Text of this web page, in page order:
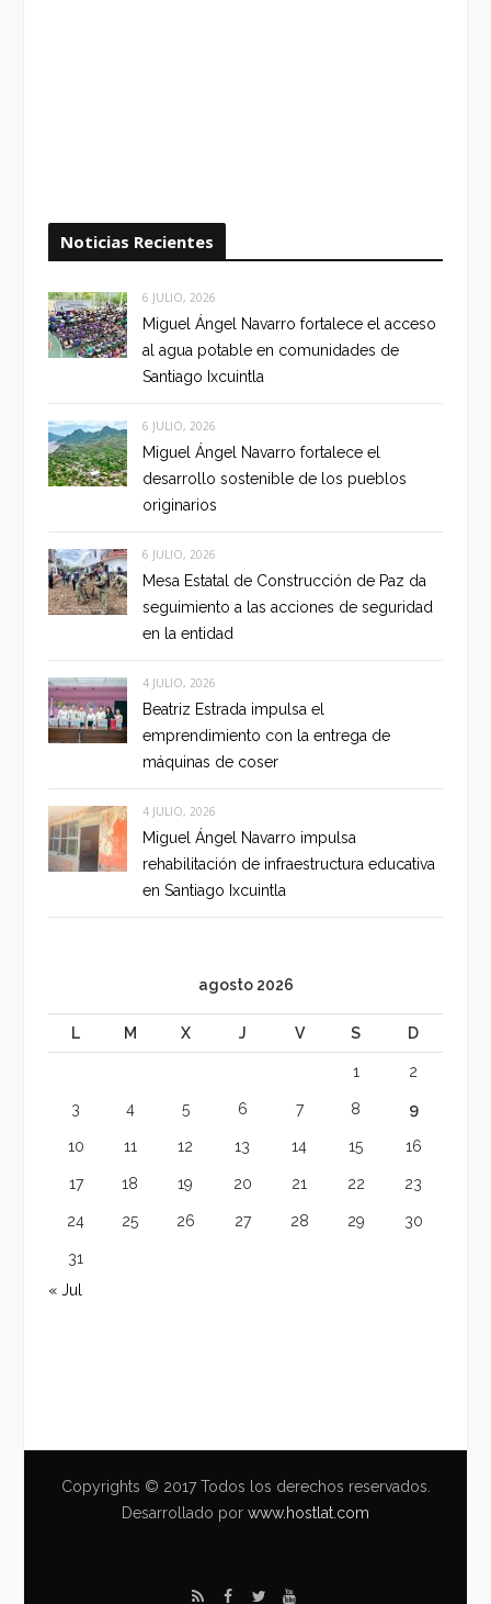
Noticias Recientes
6 JULIO, 2026
Miguel Ángel Navarro fortalece el acceso
al agua potable en comunidades de
Santiago Ixcuintla
6 JULIO, 2026
Miguel Ángel Navarro fortalece el
desarrollo sostenible de los pueblos
originarios
6 JULIO, 2026
Mesa Estatal de Construcción de Paz da
seguimiento a las acciones de seguridad
en la entidad
4 JULIO, 2026
Beatriz Estrada impulsa el
emprendimiento con la entrega de
máquinas de coser
4 JULIO, 2026
Miguel Ángel Navarro impulsa
rehabilitación de infraestructura educativa
en Santiago Ixcuintla
agosto 2026
L M X J V S D
1 2
3 4 5 6 7 8 9
10 11 12 13 14 15 16
17 18 19 20 21 22 23
24 25 26 27 28 29 30
31
« Jul
Copyrights © 2017 Todos los derechos reservados.
Desarrollado por www.hostlat.com
R F T Y